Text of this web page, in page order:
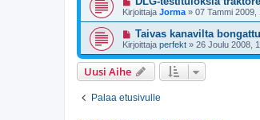
Kirjoittaja Jorma » 07 Tammi 2009,
Taivas kanavilta
Kirjoittaja perfekt » 26 Joulu 2008,
Uusi Aihe
Palaa etusivulle